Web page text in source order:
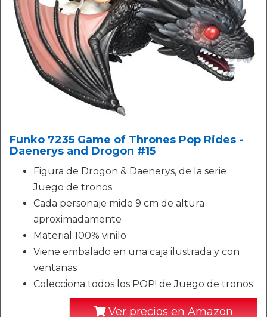
Funko 7235 Game of Thrones Pop Rides -
Daenerys and Drogon #15
Figura de Drogon & Daenerys, de la serie
Juego de tronos
Cada personaje mide 9 cm de altura
aproximadamente
Material 100% vinilo
Viene embalado en una caja ilustrada y con
ventanas
Colecciona todos los POP! de Juego de tronos
Ver precios en Amazon